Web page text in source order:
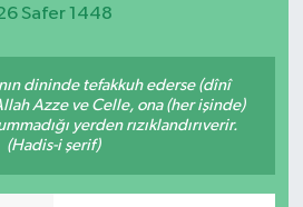
Safer 1448
dininde tefakkuh ederse (dînî
Azze ve Celle, ona (her işinde)
yerden rızıklandırıverir.
(Hadis-i şerif)